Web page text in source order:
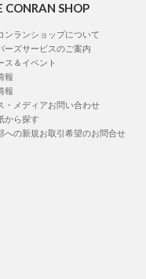
CONRAN SHOP
ンランショップについて
ーズサービスのご案内
ス＆イベント
報
報
・メディアお問い合わせ
から探す
への新規お取引希望のお問合せ